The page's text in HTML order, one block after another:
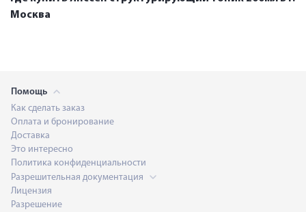
Москва
Помощь
Как сделать заказ
Оплата и бронирование
Доставка
Это интересно
Политика конфиденциальности
Разрешительная документация
Лицензия
Разрешение